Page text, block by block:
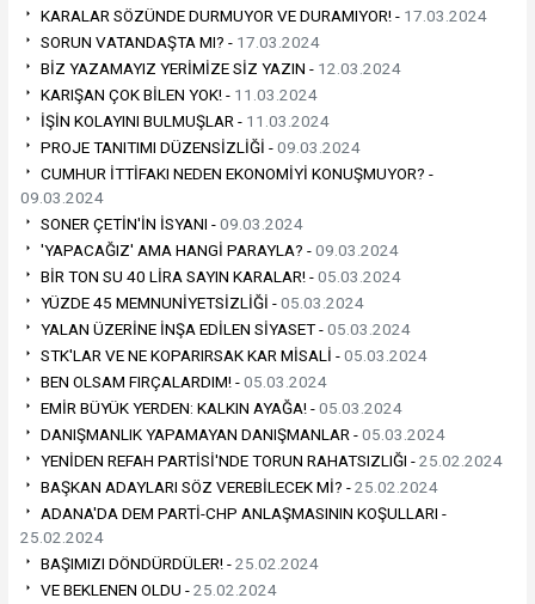
KARALAR SÖZÜNDE DURMUYOR VE DURAMIYOR! - 17.03.2024
SORUN VATANDAŞTA MI? - 17.03.2024
BİZ YAZAMAYIZ YERİMİZE SİZ YAZIN - 12.03.2024
KARIŞAN ÇOK BİLEN YOK! - 11.03.2024
İŞİN KOLAYINI BULMUŞLAR - 11.03.2024
PROJE TANITIMI DÜZENSİZLİĞİ -09.03.2024
CUMHUR İTTİFAKI NEDEN EKONOMİYİ KONUŞMUYOR? -
09.03.2024
SONER ÇETİN'İN İSYANI -09.03.2024
'YAPACAĞIZ' AMA HANGİ PARAYLA? -09.03.2024
BİR TON SU 40 LİRA SAYIN KARALAR! -05.03.2024
YÜZDE 45 MEMNUNİYETSİZLİĞİ -05.03.2024
YALAN ÜZERİNE İNŞA EDİLEN SİYASET -05.03.2024
STK'LAR VE NE KOPARIRSAK KAR MİSALİ -05.03.2024
BEN OLSAM FIRÇALARDIM! -05.03.2024
EMİR BÜYÜK YERDEN: KALKIN AYAĞA! -05.03.2024
DANIŞMANLIK YAPAMAYAN DANIŞMANLAR -05.03.2024
YENİDEN REFAH PARTİSİ'NDE TORUN RAHATSIZLIĞI -25.02.2024
BAŞKAN ADAYLARI SÖZ VEREBİLECEK Mİ? -25.02.2024
ADANA'DA DEM PARTİ-CHP ANLAŞMASININ KOŞULLARI -
25.02.2024
BAŞIMIZI DÖNDÜRDÜLER! -25.02.2024
VE BEKLENEN OLDU -25.02.2024